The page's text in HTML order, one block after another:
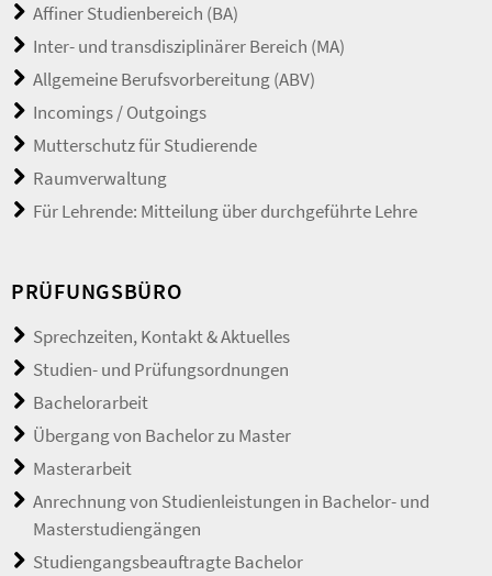
Affiner Studienbereich (BA)
Inter- und transdisziplinärer Bereich (MA)
Allgemeine Berufsvorbereitung (ABV)
Incomings / Outgoings
Mutterschutz für Studierende
Raumverwaltung
Für Lehrende: Mitteilung über durchgeführte Lehre
PRÜFUNGSBÜRO
Sprechzeiten, Kontakt & Aktuelles
Studien- und Prüfungsordnungen
Bachelorarbeit
Übergang von Bachelor zu Master
Masterarbeit
Anrechnung von Studienleistungen in Bachelor- und
Masterstudiengängen
Studiengangsbeauftragte Bachelor